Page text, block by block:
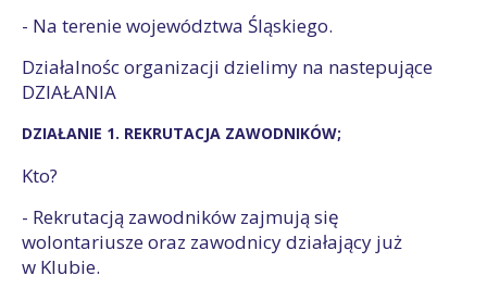
- Na terenie województwa Śląskiego.
Działalnośc organizacji dzielimy na nastepujące
DZIAŁANIA
DZIAŁANIE 1. REKRUTACJA ZAWODNIKÓW;
Kto?
- Rekrutacją zawodników zajmują się
wolontariusze oraz zawodnicy działający już
w Klubie.